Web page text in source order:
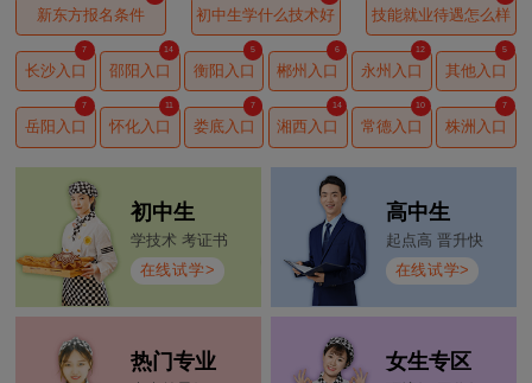
新东方报名条件 初中生学什么技术好 技能就业待遇怎么样
长沙入口
7
邵阳入口
14
衡阳入口
5
郴州入口
6
永州入口
12
其他入口
5
岳阳入口
7
怀化入口
11
娄底入口
7
湘西入口
14
常德入口
10
株洲入口
7
初中生
学技术 考证书
在线试学>
高中生
起点高 晋升快
在线试学>
热门专业 女生专区